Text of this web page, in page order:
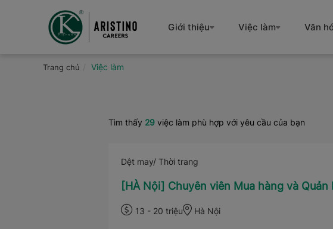
Giới thiệu Việc làm Văn
Trang chủ Việc làm
Tìm thấy 29 việc làm phù hợp với yêu cầu của bạn
Dệt may/ Thời trang
[HÀ Nội] Chuyên viên Mua hàng và Quản
13 - 20 triệu Hà Nội